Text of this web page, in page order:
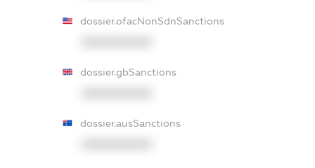
dossier.ofacNonSdnSanctions
dossier.gbSanctions
dossier.ausSanctions